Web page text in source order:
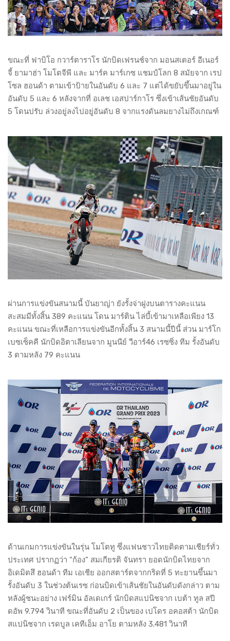
ขณะที่ ฟาบิโอ กวาร์ตาราโร นักบิดเฟรนช์จาก มอนสเตอร์ อีเนอร์
จี้ ยามาฮ่า โมโตจีพี และ มาร์ค มาร์เกซ แชมป์โลก 8 สมัยจาก เรป
โซล ฮอนด้า ตามเข้าป้ายในอันดับ 6 และ 7 แต่ได้ขยับขึ้นมาอยู่ใน
อันดับ 5 และ 6 หลังจากที่ อเลช เอสปาร์กาโร ซึ่งเข้าเส้นชัยอันดับ
5 โดนปรับ ล่วงอยู่ลงไปอยู่อันดับ 8 จากแรงดันลมยางไม่ถึงเกณฑ์
ผ่านการแข่งขันสนามนี้ บันยาญ่า ยังรั้งจ่าฝูงบนตารางคะแนน
สะสมมีทั้งสิ้น 389 คะแนน โดน มาร์ติน ไล่บี้เข้ามาเหลือเพียง 13
คะแนน ขณะที่เหลือการแข่งขันอีกทั้งสิ้น 3 สนามนี้ปีนี้ ส่วน มาร์โก
เบซเซ็คคี นักบิดอิตาเลียนจาก มูนนีย์ วีอาร์46 เรซซิ่ง ทีม รั้งอันดับ
3 ตามหลัง 79 คะแนน
ด้านเกมการแข่งขันในรุ่น โมโตทู ซึ่งแฟนชาวไทยติดตามเชียร์ทั่ว
ประเทศ ปรากฏว่า “ก้อง” สมเกียรติ จันทรา ยอดนักบิดไทยจาก
อิเดมิตสึ ฮอนด้า ทีม เอเชีย ออกสตาร์ตจากกริดที่ 5 ทะยานขึ้นมา
รั้งอันดับ 3 ในช่วงต้นเรซ ก่อนบิดเข้าเส้นชัยในอันดับดังกล่าว ตาม
หลังผู้ชนะอย่าง เฟร์มิน อัลเดเกร์ นักบิดสแปนิชจาก เบต้า ทูล สปี
ดอัพ 9.794 วินาที ขณะที่อันดับ 2 เป็นของ เปโดร อคอสต้า นักบิด
สแปนิชจาก เรดบูล เคทีเอ็ม อาโย ตามหลัง 3.481 วินาที